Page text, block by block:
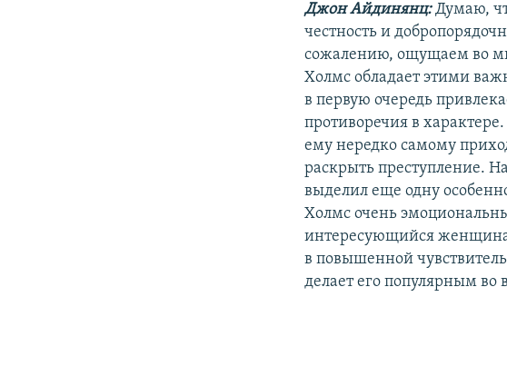
Джон Айдинянц:Думаю,
честность и
сожалению, ощущаем во
Холмс обладает этими
в первую очередь
противоречия в
ему нередко самому
раскрыть преступление.
выделил еще одну
Холмс очень
интересующийся
в повышенной
делает его популярным во